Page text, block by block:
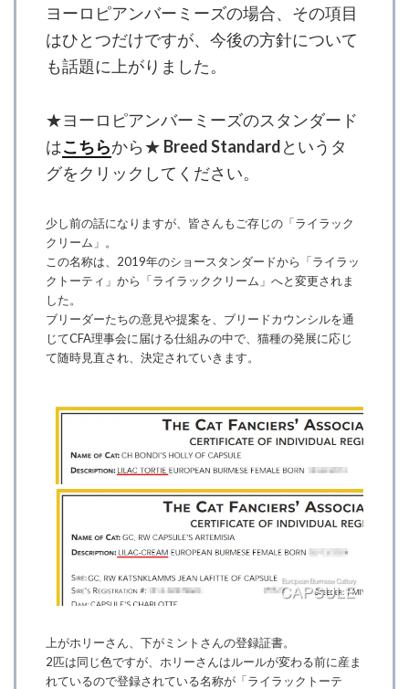
ヨーロピアンバーミーズの場合、その項目
はひとつだけですが、今後の方針について
も話題に上がりました。
★ヨーロピアンバーミーズのスタンダード
はこちらから★ Breed Standardというタ
グをクリックしてください。
少し前の話になりますが、皆さんもご存じの「ライラック
クリーム」。
この名称は、2019年のショースタンダードから「ライラッ
クトーティ」から「ライラッククリーム」へと変更されま
した。
ブリーダーたちの意見や提案を、ブリードカウンシルを通
じてCFA理事会に届ける仕組みの中で、猫種の発展に応じ
て随時見直され、決定されていきます。
上がホリーさん、下がミントさんの登録証書。
2匹は同じ色ですが、ホリーさんはルールが変わる前に産ま
れているので登録されている名称が「ライラックトーテ